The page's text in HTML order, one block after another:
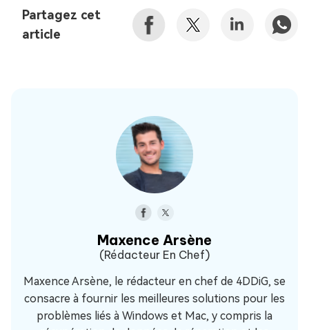
Partagez cet
article
Maxence Arsène
(Rédacteur En Chef)
Maxence Arsène, le rédacteur en chef de 4DDiG, se
consacre à fournir les meilleures solutions pour les
problèmes liés à Windows et Mac, y compris la